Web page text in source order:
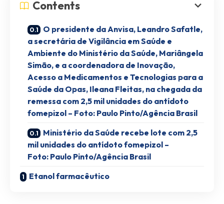
Contents
O presidente da Anvisa, Leandro Safatle,
a secretária de Vigilância em Saúde e
Ambiente do Ministério da Saúde, Mariângela
Simão, e a coordenadora de Inovação,
Acesso a Medicamentos e Tecnologias para a
Saúde da Opas, Ileana Fleitas, na chegada da
remessa com 2,5 mil unidades do antídoto
fomepizol – Foto: Paulo Pinto/Agência Brasil
Ministério da Saúde recebe lote com 2,5
mil unidades do antídoto fomepizol –
Foto: Paulo Pinto/Agência Brasil
Etanol farmacêutico